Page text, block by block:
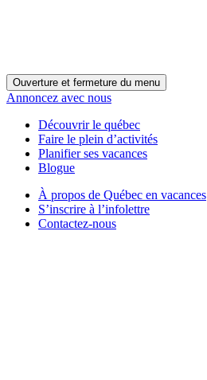
Ouverture et fermeture du menu
Annoncez avec nous
Découvrir le québec
Faire le plein d’activités
Planifier ses vacances
Blogue
À propos de Québec en vacances
S’inscrire à l’infolettre
Contactez-nous